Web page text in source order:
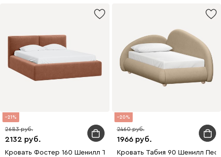
21
2132
2683
Кровать Фостер 160 Шенилл Терракотовый
20
1966
2460
Кровать Табия 90 Шенилл